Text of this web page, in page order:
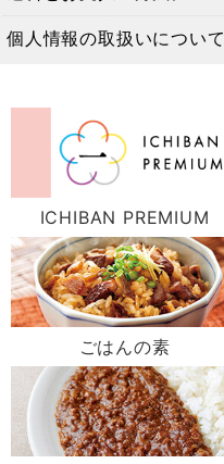
個人情報の取扱いについて
ICHIBAN PREMIUM
ごはんの素